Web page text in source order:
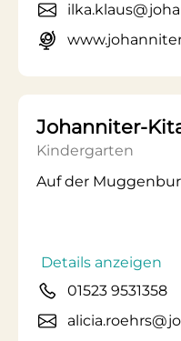
Johanniter-
Kindergarten
Auf der
Details anzeigen
01523 9531358